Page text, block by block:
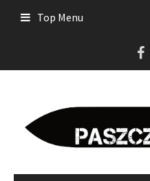
Top Menu